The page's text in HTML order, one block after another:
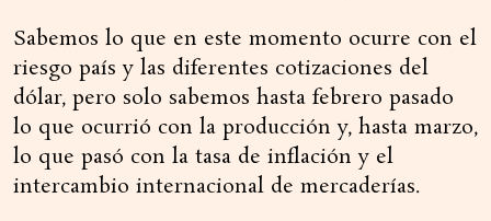
Sabemos lo que en este momento ocurre con el
riesgo país y las diferentes cotizaciones del
dólar, pero solo sabemos hasta febrero pasado
lo que ocurrió con la producción y, hasta marzo,
lo que pasó con la tasa de inflación y el
intercambio internacional de mercaderías.